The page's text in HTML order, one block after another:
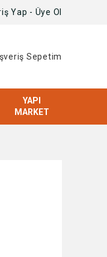
Yap - Üye Ol
Sepetim
YAPI
MARKET